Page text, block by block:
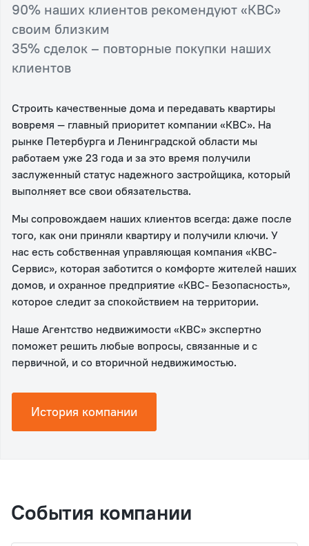
90% наших клиентов рекомендуют «КВС»
своим близким
35% сделок – повторные покупки наших
клиентов
Строить качественные дома и передавать квартиры
вовремя — главный приоритет компании «КВС». На
рынке Петербурга и Ленинградской области мы
работаем уже 23 года и за это время получили
заслуженный статус надежного застройщика, который
выполняет все свои обязательства.
Мы сопровождаем наших клиентов всегда: даже после
того, как они приняли квартиру и получили ключи. У
нас есть собственная управляющая компания «КВС-
Сервис», которая заботится о комфорте жителей наших
домов, и охранное предприятие «КВС- Безопасность»,
которое следит за спокойствием на территории.
Наше Агентство недвижимости «КВС» экспертно
поможет решить любые вопросы, связанные и с
первичной, и со вторичной недвижимостью.
История компании
События компании